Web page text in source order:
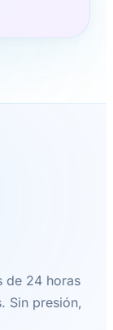
de 24 horas
Sin presión,